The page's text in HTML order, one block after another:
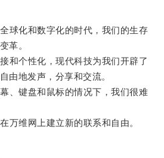
化和数字化的时代，我们的生存
革。
个性化，现代科技为我们开辟了
由地发声，分享和交流。
键盘和鼠标的情况下，我们很难
维网上建立新的联系和自由。